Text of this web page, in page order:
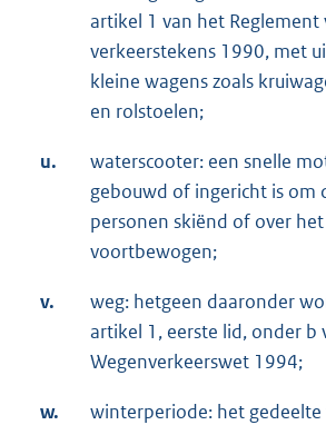
artikel 1 van het Reglement
verkeerstekens 1990, met
kleine wagens zoals
en rolstoelen;
u.
waterscooter: een snelle
gebouwd of ingericht is om
personen skiënd of over
voortbewogen;
v.
weg: hetgeen daaronder
artikel 1, eerste lid, onder b
Wegenverkeerswet 1994;
w.
winterperiode: het gedeelte